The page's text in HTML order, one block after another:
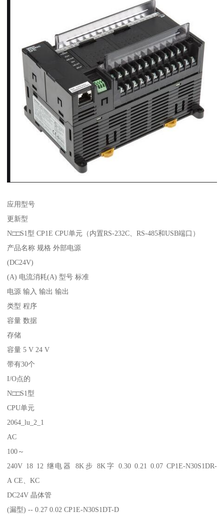
应用型号
更新型
N□□S1型 CP1E CPU单元（内置RS-232C、RS-485和USB端口）
产品名称 规格 外部电源
(DC24V)
(A) 电流消耗(A) 型号 标准
电源 输入 输出 输出
类型 程序
容量 数据
存储
容量 5 V 24 V
带有30个
I/O点的
N□□S1型
CPU单元
2064_lu_2_1
AC
100～
240V 18 12 继电器 8K步 8K字 0.30 0.21 0.07 CP1E-N30S1DR-
A CE、KC
DC24V 晶体管
(漏型) -- 0.27 0.02 CP1E-N30S1DT-D